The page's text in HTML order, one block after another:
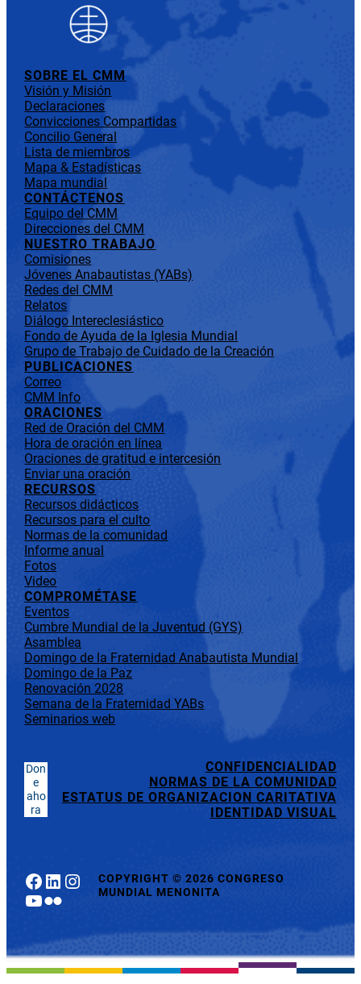
SOBRE EL CMM
Visión y Misión
Declaraciones
Convicciones Compartidas
Concilio General
Lista de miembros
Mapa & Estadísticas
Mapa mundial
CONTÁCTENOS
Equipo del CMM
Direcciones del CMM
NUESTRO TRABAJO
Comisiones
Jóvenes Anabautistas (YABs)
Redes del CMM
Relatos
Diálogo Intereclesiástico
Fondo de Ayuda de la Iglesia Mundial
Grupo de Trabajo de Cuidado de la Creación
PUBLICACIONES
Correo
CMM Info
ORACIONES
Red de Oración del CMM
Hora de oración en línea
Oraciones de gratitud e intercesión
Enviar una oración
RECURSOS
Recursos didácticos
Recursos para el culto
Normas de la comunidad
Informe anual
Fotos
Video
COMPROMÉTASE
Eventos
Cumbre Mundial de la Juventud (GYS)
Asamblea
Domingo de la Fraternidad Anabautista Mundial
Domingo de la Paz
Renovación 2028
Semana de la Fraternidad YABs
Seminarios web
Don
e
aho
ra
CONFIDENCIALIDAD
NORMAS DE LA COMUNIDAD
ESTATUS DE ORGANIZACION CARITATIVA
IDENTIDAD VISUAL
Facebook
LinkedIn
Instagram
YouTube
Flickr
COPYRIGHT© 2026 CONGRESO
MUNDIAL MENONITA